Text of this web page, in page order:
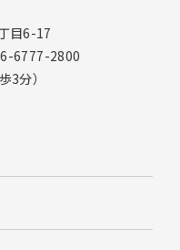
目6-17
6777-2800
3分）